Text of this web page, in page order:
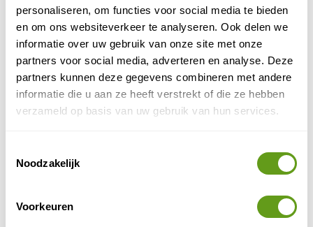
personaliseren, om functies voor social media te bieden
en om ons websiteverkeer te analyseren. Ook delen we
informatie over uw gebruik van onze site met onze
partners voor social media, adverteren en analyse. Deze
partners kunnen deze gegevens combineren met andere
informatie die u aan ze heeft verstrekt of die ze hebben
verzameld op basis van uw gebruik van hun services.
Noodzakelijk
Voorkeuren
bij Mt. Fuji is deChureito Pagoda. Een super bekende
fotospot!